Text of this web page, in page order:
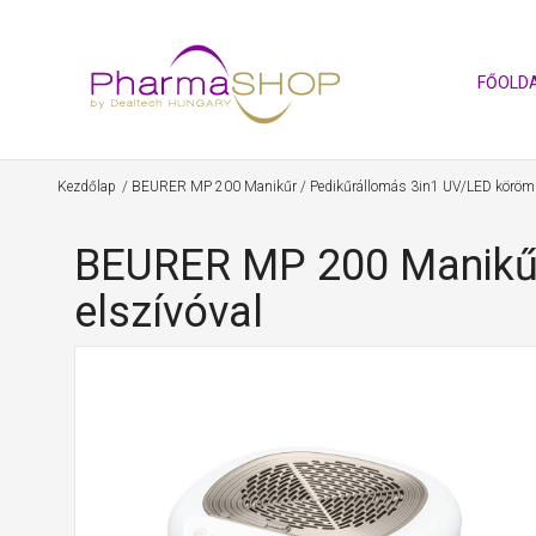
Kezdőlap BEURER MP 200 Manikűr / Pedikűrállomás 3in1 UV/LED
BEURER MP 200
elszívóval